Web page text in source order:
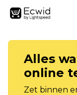
Alles
online
Zet binnen